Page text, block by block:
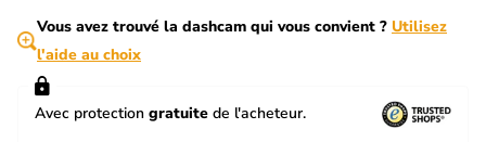
Vous avez trouvé la dashcam qui vous convient ? Utilisez
l'aide au choix
Avec protection gratuite de l'acheteur.